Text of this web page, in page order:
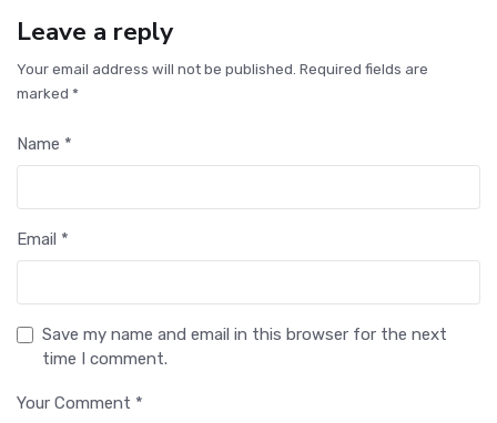
Leave a reply
Your email address will not be published. Required fields are
marked *
Name *
Email *
Save my name and email in this browser for the next
time I comment.
Your Comment *